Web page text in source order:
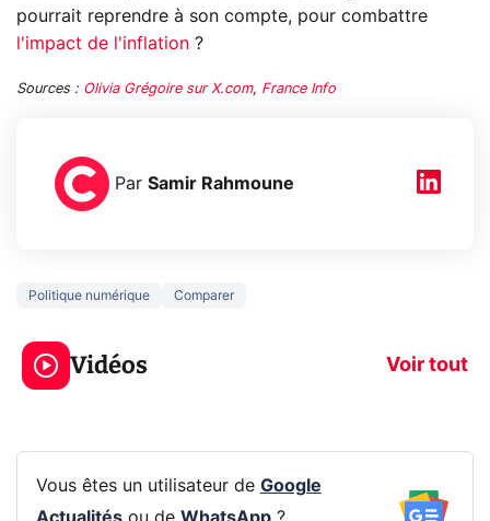
pourrait reprendre à son compte, pour combattre
l'impact de l'inflation ?
Sources : Olivia Grégoire sur X.com, France Info
Par Samir Rahmoune
Politique numérique Comparer
Vidéos Voir tout
5 générations de
jeux dans la
prochaine Xbox !
navigation
Vous êtes un utilisateur de Google
Actualitésou de WhatsApp?